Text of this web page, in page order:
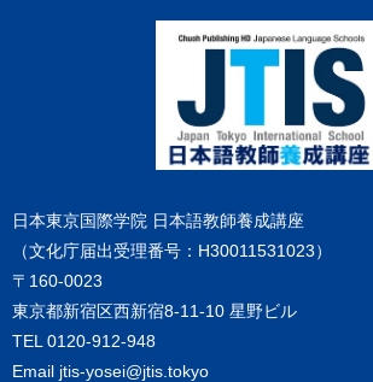
日本東京国際学院 日本語教師養成講座
（文化庁届出受理番号：H30011531023）
〒160-0023
東京都新宿区西新宿8-11-10 星野ビル
TEL 0120-912-948
Email jtis-yosei@jtis.tokyo